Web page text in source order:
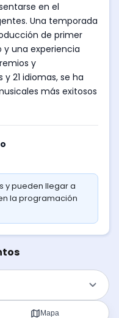
en el
Una temporada
de primer
una experiencia
y
21 idiomas, se ha
más exitosos
y pueden llegar a
la programación
Mapa